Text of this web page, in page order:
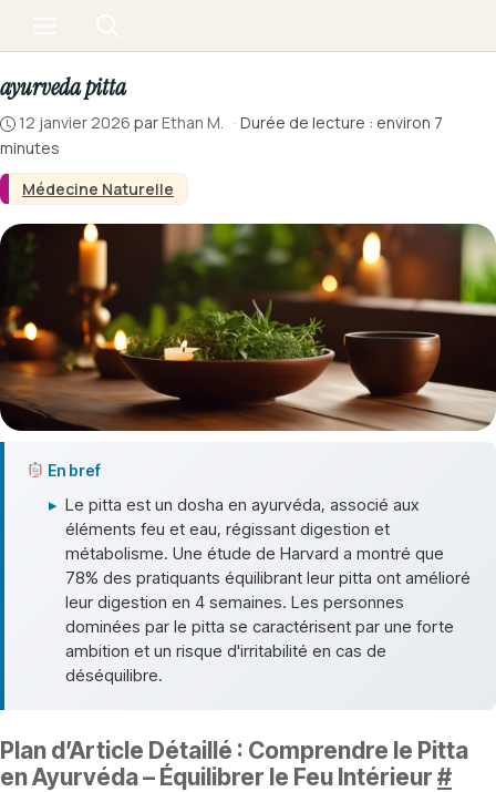
Médecine Naturelle
ayurveda pitta
12 janvier 2026 par Ethan M. · Durée de lecture : environ 7
minutes
En bref
▸ Le pitta est un dosha en ayurvéda, associé aux
éléments feu et eau, régissant digestion et
métabolisme. Une étude de Harvard a montré que
78% des pratiquants équilibrant leur pitta ont amélioré
leur digestion en 4 semaines. Les personnes
dominées par le pitta se caractérisent par une forte
ambition et un risque d'irritabilité en cas de
déséquilibre.
Plan d’Article Détaillé : Comprendre le Pitta
en Ayurvéda – Équilibrer le Feu Intérieur #